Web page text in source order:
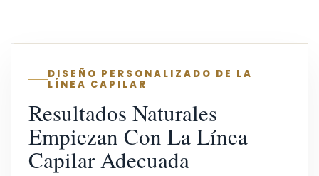
DISEÑO PERSONALIZADO DE LA
LÍNEA CAPILAR
Resultados Naturales
Empiezan Con La Línea
Capilar Adecuada